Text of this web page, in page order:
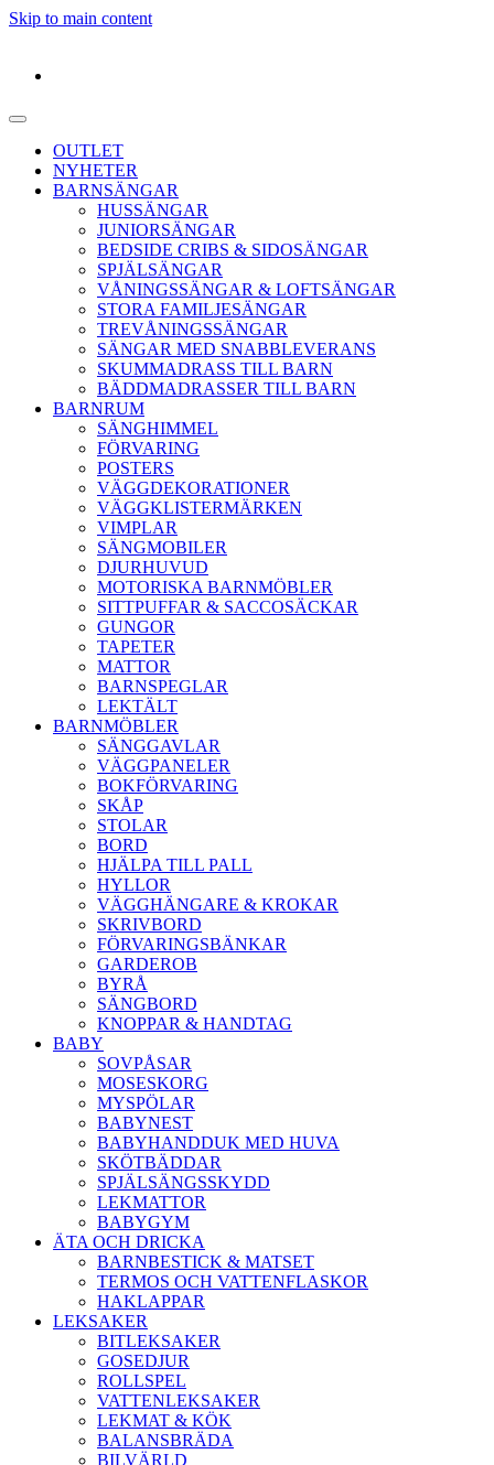
Skip to main content
OUTLET
NYHETER
BARNSÄNGAR
HUSSÄNGAR
JUNIORSÄNGAR
BEDSIDE CRIBS & SIDOSÄNGAR
SPJÄLSÄNGAR
VÅNINGSSÄNGAR & LOFTSÄNGAR
STORA FAMILJESÄNGAR
TREVÅNINGSSÄNGAR
SÄNGAR MED SNABBLEVERANS
SKUMMADRASS TILL BARN
BÄDDMADRASSER TILL BARN
BARNRUM
SÄNGHIMMEL
FÖRVARING
POSTERS
VÄGGDEKORATIONER
VÄGGKLISTERMÄRKEN
VIMPLAR
SÄNGMOBILER
DJURHUVUD
MOTORISKA BARNMÖBLER
SITTPUFFAR & SACCOSÄCKAR
GUNGOR
TAPETER
MATTOR
BARNSPEGLAR
LEKTÄLT
BARNMÖBLER
SÄNGGAVLAR
VÄGGPANELER
BOKFÖRVARING
SKÅP
STOLAR
BORD
HJÄLPA TILL PALL
HYLLOR
VÄGGHÄNGARE & KROKAR
SKRIVBORD
FÖRVARINGSBÄNKAR
GARDEROB
BYRÅ
SÄNGBORD
KNOPPAR & HANDTAG
BABY
SOVPÅSAR
MOSESKORG
MYSPÖLAR
BABYNEST
BABYHANDDUK MED HUVA
SKÖTBÄDDAR
SPJÄLSÄNGSSKYDD
LEKMATTOR
BABYGYM
ÄTA OCH DRICKA
BARNBESTICK & MATSET
TERMOS OCH VATTENFLASKOR
HAKLAPPAR
LEKSAKER
BITLEKSAKER
GOSEDJUR
ROLLSPEL
VATTENLEKSAKER
LEKMAT & KÖK
BALANSBRÄDA
BILVÄRLD